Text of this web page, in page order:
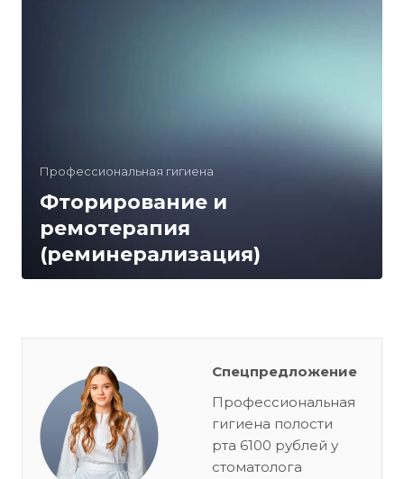
Профессиональная гигиена
Фторирование и
ремотерапия
(реминерализация)
Спецпредложение
Профессиональная
гигиена полости
рта 6100 рублей у
стоматолога